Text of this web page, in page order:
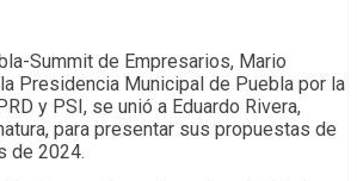
Summit de Empresarios, Mario
Presidencia Municipal de Puebla por la
y PSI, se unió a Eduardo Rivera,
para presentar sus propuestas de
de 2024.